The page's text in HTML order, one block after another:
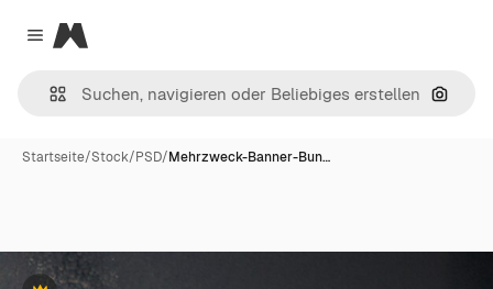
Close menu
Magnific
Nach
Startseite/Stock/PSD/Mehrzweck-Banner-Bun…